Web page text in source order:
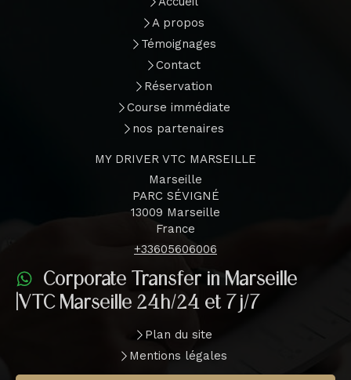
A propos
Témoignages
Contact
Réservation
Course immédiate
nos partenaires
MY DRIVER VTC MARSEILLE
Marseille
PARC SÉVIGNÉ
13009 Marseille
France
+33605606006
Corporate Transfer in Marseille
|VTC Marseille 24h/24 et 7j/7
Plan du site
Mentions légales